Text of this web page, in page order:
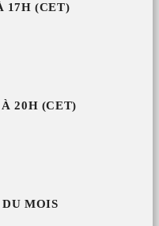
17H (CET)
20H (CET)
DU MOIS